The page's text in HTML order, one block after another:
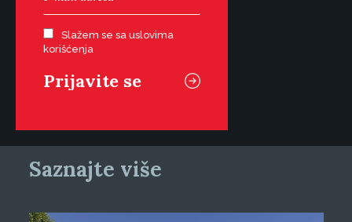
Slažem se sa uslovima
korišćenja
Saznajte više